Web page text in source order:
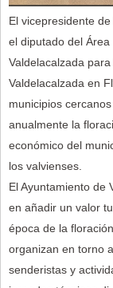
El vicepresidente
el diputado del
Valdelacalzada
Valdelacalzada en
municipios
anualmente la
económico del
los valvienses.
El Ayuntamiento de
en añadir un valor
época de la
organizan en torno
senderistas y